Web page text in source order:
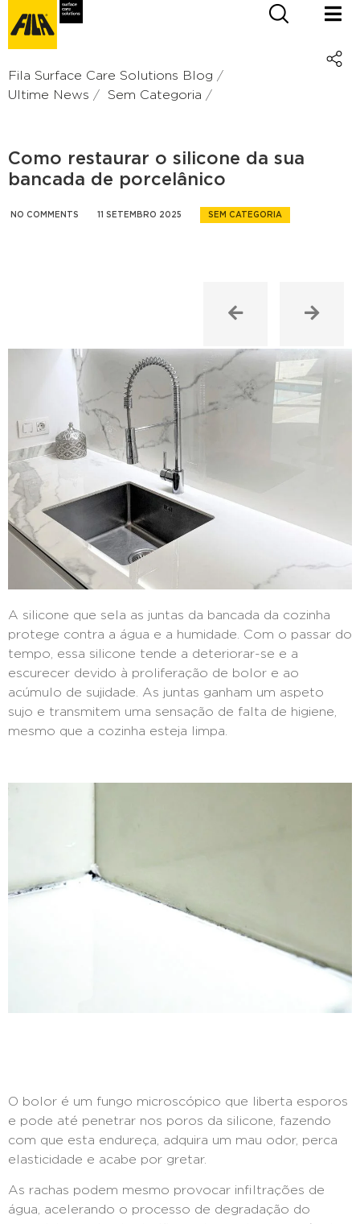
Fila Surface Care Solutions Blog
Ultime News
Sem Categoria
Como restaurar o silicone da sua
bancada de porcelânico
NO COMMENTS 11 SETEMBRO 2025 SEM CATEGORIA
A silicone que sela as juntas da bancada da cozinha
protege contra a água e a humidade. Com o passar do
tempo, essa silicone tende a deteriorar-se e a
escurecer devido à proliferação de bolor e ao
acúmulo de sujidade. As juntas ganham um aspeto
sujo e transmitem uma sensação de falta de higiene,
mesmo que a cozinha esteja limpa.
O bolor é um fungo microscópico que liberta esporos
e pode até penetrar nos poros da silicone, fazendo
com que esta endureça, adquira um mau odor, perca
elasticidade e acabe por gretar.
As rachas podem mesmo provocar infiltrações de
água, acelerando o processo de degradação do